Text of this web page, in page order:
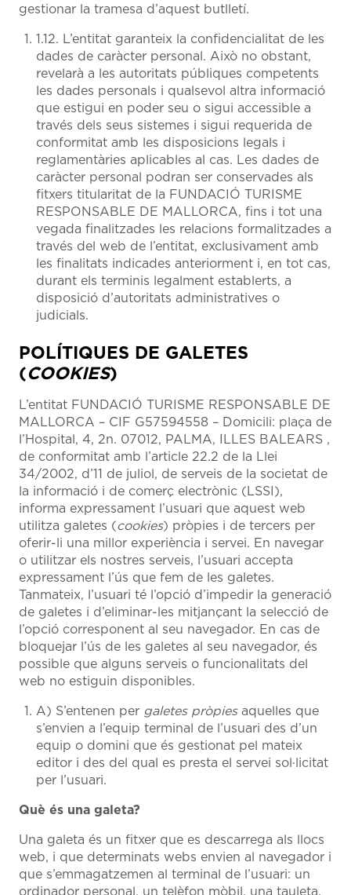
gestionar la tramesa d’aquest butlletí.
1.12. L’entitat garanteix la confidencialitat de les
dades de caràcter personal. Això no obstant,
revelarà a les autoritats públiques competents
les dades personals i qualsevol altra informació
que estigui en poder seu o sigui accessible a
través dels seus sistemes i sigui requerida de
conformitat amb les disposicions legals i
reglamentàries aplicables al cas. Les dades de
caràcter personal podran ser conservades als
fitxers titularitat de la FUNDACIÓ TURISME
RESPONSABLE DE MALLORCA, fins i tot una
vegada finalitzades les relacions formalitzades a
través del web de l’entitat, exclusivament amb
les finalitats indicades anteriorment i, en tot cas,
durant els terminis legalment establerts, a
disposició d’autoritats administratives o
judicials.
POLÍTIQUES DE GALETES
(COOKIES)
L’entitat FUNDACIÓ TURISME RESPONSABLE DE
MALLORCA – CIF G57594558 – Domicili: plaça de
l’Hospital, 4, 2n. 07012, PALMA, ILLES BALEARS ,
de conformitat amb l’article 22.2 de la Llei
34/2002, d’11 de juliol, de serveis de la societat de
la informació i de comerç electrònic (LSSI),
informa expressament l’usuari que aquest web
utilitza galetes (cookies) pròpies i de tercers per
oferir-li una millor experiència i servei. En navegar
o utilitzar els nostres serveis, l’usuari accepta
expressament l’ús que fem de les galetes.
Tanmateix, l’usuari té l’opció d’impedir la generació
de galetes i d’eliminar-les mitjançant la selecció de
l’opció corresponent al seu navegador. En cas de
bloquejar l’ús de les galetes al seu navegador, és
possible que alguns serveis o funcionalitats del
web no estiguin disponibles.
A) S’entenen per galetes pròpiesaquelles que
s’envien a l’equip terminal de l’usuari des d’un
equip o domini que és gestionat pel mateix
editor i des del qual es presta el servei sol·licitat
per l’usuari.
Què és una galeta?
Una galeta és un fitxer que es descarrega als llocs
web, i que determinats webs envien al navegador i
que s’emmagatzemen al terminal de l’usuari: un
ordinador personal, un telèfon mòbil, una tauleta,